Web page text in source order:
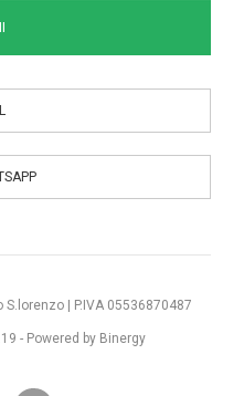
| P.IVA 05536870487
- Powered by Binergy